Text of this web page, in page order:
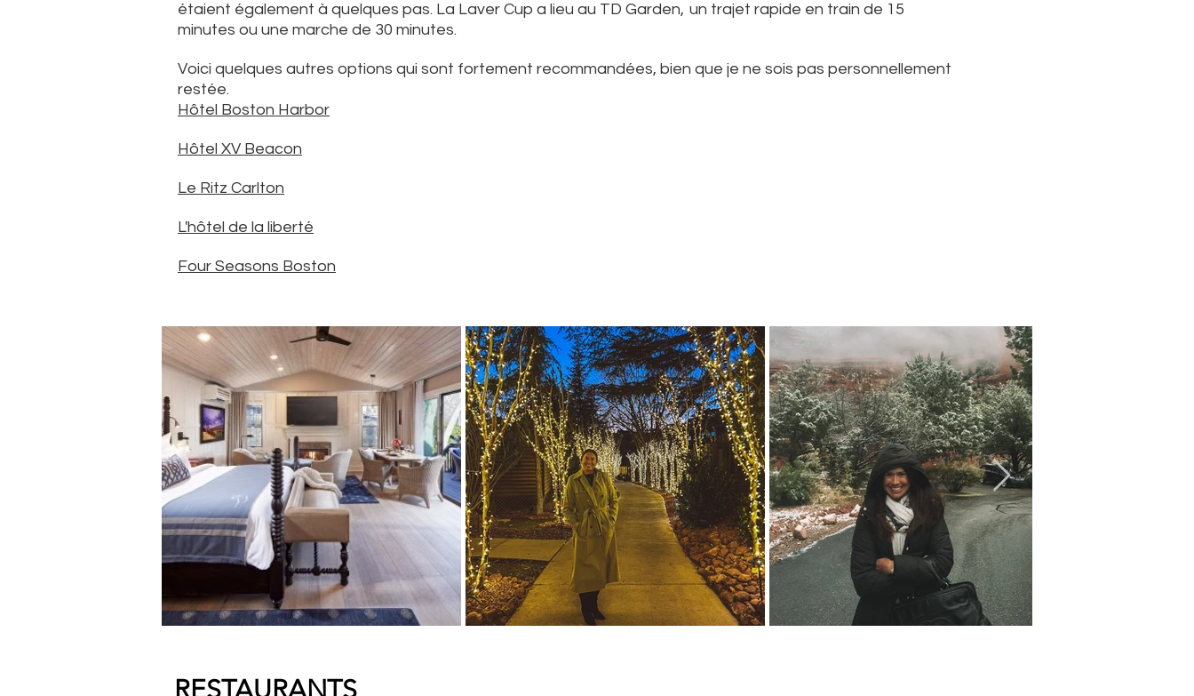
étaient également à quelques pas. La Laver Cup a lieu au TD Garden, un trajet rapide en train de 15
minutes ou une marche de 30 minutes.
Voici quelques autres options qui sont fortement recommandées, bien que je ne sois pas personnellement
restée.
Hôtel Boston Harbor
Hôtel XV Beacon
Le Ritz Carlton
L'hôtel de la liberté
Four Seasons Boston